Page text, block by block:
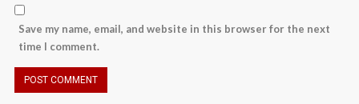
Save my name, email, and website in this browser for the next
time I comment.